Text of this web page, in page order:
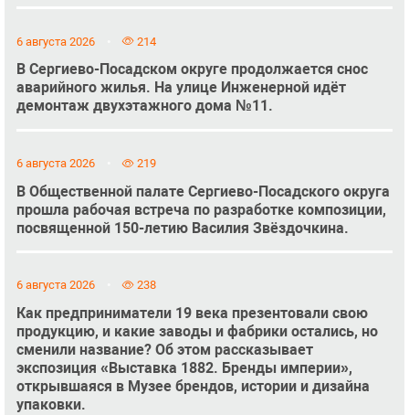
6 августа 2026 214
В Сергиево-Посадском округе продолжается снос
аварийного жилья. На улице Инженерной идёт
демонтаж двухэтажного дома №11.
6 августа 2026 219
В Общественной палате Сергиево-Посадского округа
прошла рабочая встреча по разработке композиции,
посвященной 150-летию Василия Звёздочкина.
6 августа 2026 238
Как предприниматели 19 века презентовали свою
продукцию, и какие заводы и фабрики остались, но
сменили название? Об этом рассказывает
экспозиция «Выставка 1882. Бренды империи»,
открывшаяся в Музее брендов, истории и дизайна
упаковки.